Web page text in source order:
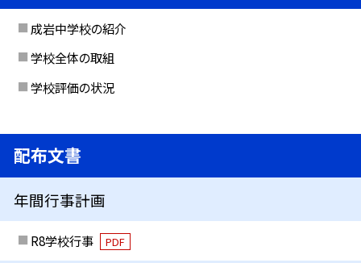
成岩中学校の紹介
学校全体の取組
学校評価の状況
配布文書
年間行事計画
R8学校行事 PDF